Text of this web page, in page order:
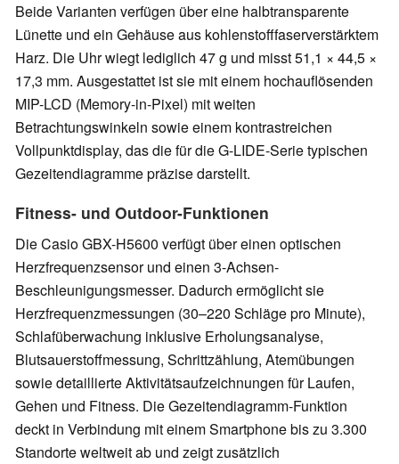
Beide Varianten verfügen über eine halbtransparente
Lünette und ein Gehäuse aus kohlenstofffaserverstärktem
Harz. Die Uhr wiegt lediglich 47 g und misst 51,1 × 44,5 ×
17,3 mm. Ausgestattet ist sie mit einem hochauflösenden
MIP-LCD (Memory-in-Pixel) mit weiten
Betrachtungswinkeln sowie einem kontrastreichen
Vollpunktdisplay, das die für die G-LIDE-Serie typischen
Gezeitendiagramme präzise darstellt.
Fitness- und Outdoor-Funktionen
Die Casio GBX-H5600 verfügt über einen optischen
Herzfrequenzsensor und einen 3-Achsen-
Beschleunigungsmesser. Dadurch ermöglicht sie
Herzfrequenzmessungen (30–220 Schläge pro Minute),
Schlafüberwachung inklusive Erholungsanalyse,
Blutsauerstoffmessung, Schrittzählung, Atemübungen
sowie detaillierte Aktivitätsaufzeichnungen für Laufen,
Gehen und Fitness. Die Gezeitendiagramm-Funktion
deckt in Verbindung mit einem Smartphone bis zu 3.300
Standorte weltweit ab und zeigt zusätzlich